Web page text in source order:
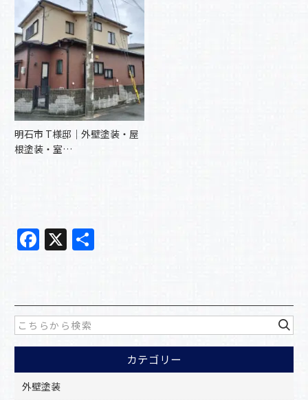
明石市 T様邸｜外壁塗装・屋
根塗装・室…
F
a
e
b
o
o
k
X
カテゴリー
外壁塗装